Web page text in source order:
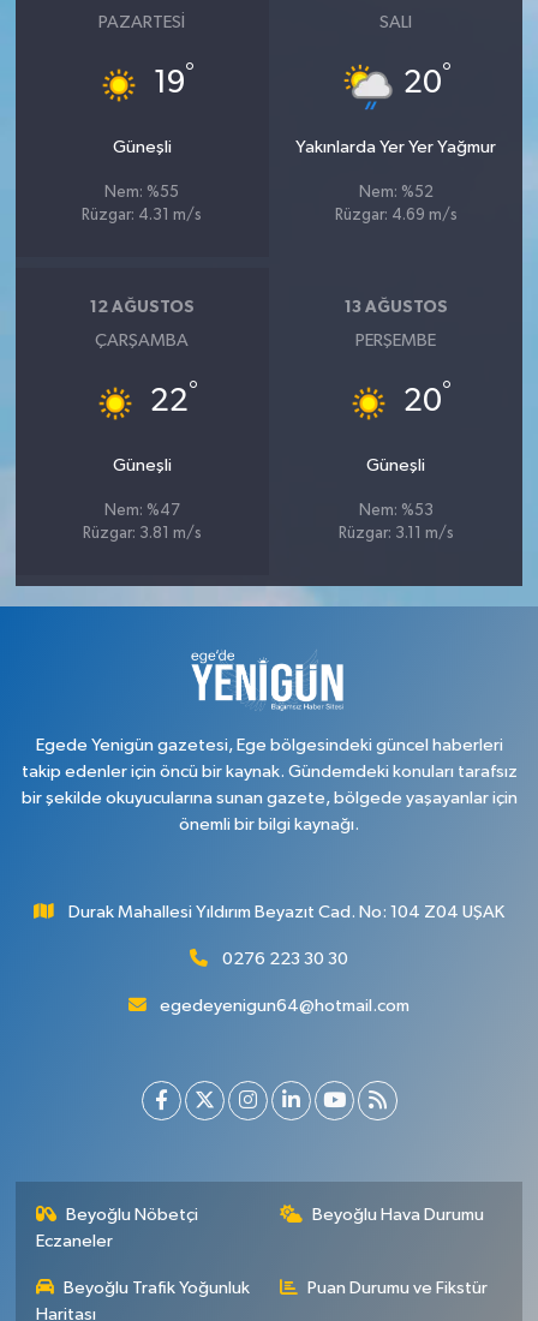
PAZARTESI
19°
Güneşli
Nem: %55
Rüzgar: 4.31 m/s
SALI
20°
Yakınlarda Yer Yer Yağmur
Nem: %52
Rüzgar: 4.69 m/s
12 AĞUSTOS
ÇARŞAMBA
22°
Güneşli
Nem: %47
Rüzgar: 3.81 m/s
13 AĞUSTOS
PERŞEMBE
20°
Güneşli
Nem: %53
Rüzgar: 3.11 m/s
Egede Yenigün gazetesi, Ege bölgesindeki güncel haberleri
takip edenler için öncü bir kaynak. Gündemdeki konuları tarafsız
bir şekilde okuyucularına sunan gazete, bölgede yaşayanlar için
önemli bir bilgi kaynağı.
Durak Mahallesi Yıldırım Beyazıt Cad. No: 104 Z04 UŞAK
0276 223 30 30
egedeyenigun64@hotmail.com
Beyoğlu Nöbetçi
Eczaneler
Beyoğlu Hava Durumu
Beyoğlu Trafik Yoğunluk
Haritası
Puan Durumu ve Fikstür